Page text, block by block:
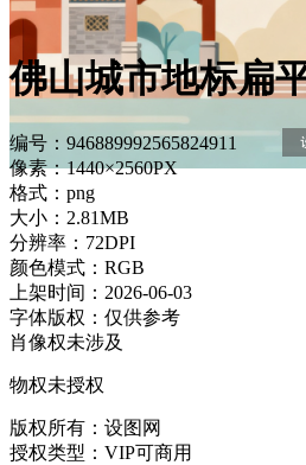
佛山城市地标扁
编号：946889992565824911
像素：1440×2560PX
格式：png
大小：2.81MB
分辨率：72DPI
颜色模式：RGB
上架时间：2026-06-03
字体版权：仅供参考
肖像权未涉及
物权未授权
版权所有：设图网
授权类型：VIP可商用